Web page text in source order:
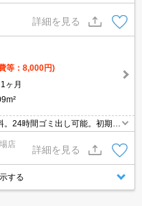
環境が整っています。人気の
。インターネット無料使い放
詳細を見る
等：8,000円)
1ヶ月
24時間ゴミ出し可能。初期費
払い相談可能。他社掲載物件
日でもご対応可能。土日祝日
ださい。当店は家主強制でな
代など不要費用は一切不要。
店
詳細を見る
する